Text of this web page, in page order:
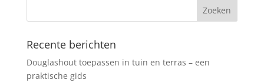
Recente berichten
Douglashout toepassen in tuin en terras – een
praktische gids